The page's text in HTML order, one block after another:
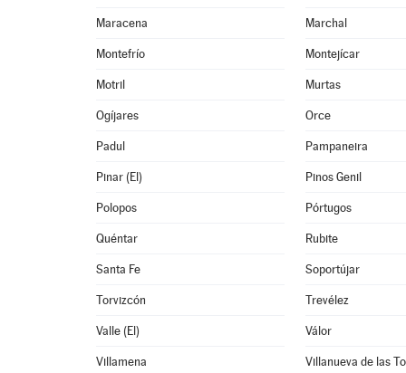
Maracena Marchal
Montefrío Montejícar
Motril Murtas
Ogíjares Orce
Padul Pampaneira
Pinar (El) Pinos Genil
Polopos Pórtugos
Quéntar Rubite
Santa Fe Soportújar
Torvizcón Trevélez
Valle (El) Válor
Villamena Villanueva de las